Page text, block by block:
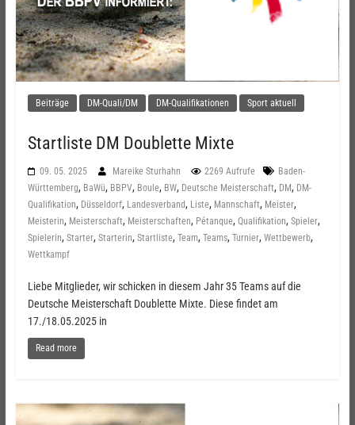
Beiträge DM-Quali/DM DM-Qualifikationen Sport aktuell
Startliste DM Doublette Mixte
09. 05. 2025 Mareike Sturhahn 2269 Aufrufe
Baden-
Württemberg, BaWü, BBPV, Boule, BW, Deutsche Meisterschaft, DM, DM-
Qualifikation, Düsseldorf, Landesverband, Liste, Mannschaft, Meister,
Meisterin, Meisterschaft, Meisterschaften, Pétanque, Qualifikation, Spieler,
Spielerin, Starter, Starterin, Startliste, Team, Teams, Turnier, Wettbewerb,
Wettkampf
Liebe Mitglieder, wir schicken in diesem Jahr 35 Teams auf die
Deutsche Meisterschaft Doublette Mixte. Diese findet am
17./18.05.2025 in
Read more